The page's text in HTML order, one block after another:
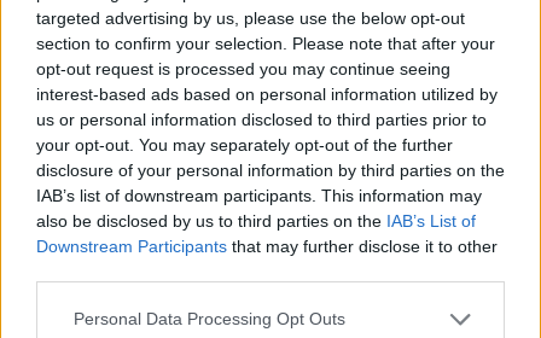
targeted advertising by us, please use the below opt-out
section to confirm your selection. Please note that after your
opt-out request is processed you may continue seeing
interest-based ads based on personal information utilized by
us or personal information disclosed to third parties prior to
your opt-out. You may separately opt-out of the further
disclosure of your personal information by third parties on the
IAB’s list of downstream participants. This information may
also be disclosed by us to third parties on the IAB’s List of
Downstream Participants that may further disclose it to other
Please note that this website/app uses one or more Google
Personal Data Processing Opt Outs